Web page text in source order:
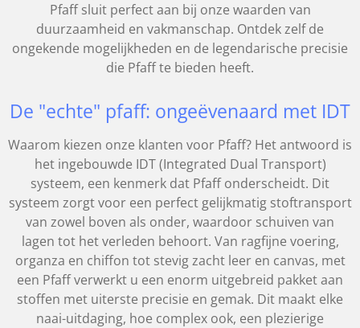
Pfaff sluit perfect aan bij onze waarden van
duurzaamheid en vakmanschap. Ontdek zelf de
ongekende mogelijkheden en de legendarische precisie
die Pfaff te bieden heeft.
De "echte" pfaff: ongeëvenaard met IDT
Waarom kiezen onze klanten voor Pfaff? Het antwoord is
het ingebouwde IDT (Integrated Dual Transport)
systeem, een kenmerk dat Pfaff onderscheidt. Dit
systeem zorgt voor een perfect gelijkmatig stoftransport
van zowel boven als onder, waardoor schuiven van
lagen tot het verleden behoort. Van ragfijne voering,
organza en chiffon tot stevig zacht leer en canvas, met
een Pfaff verwerkt u een enorm uitgebreid pakket aan
stoffen met uiterste precisie en gemak. Dit maakt elke
naai-uitdaging, hoe complex ook, een plezierige